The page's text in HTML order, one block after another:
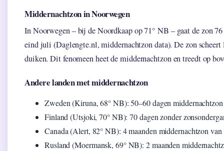
Middernachtzon in Noorwegen
In Noorwegen – bij de Noordkaap op 71° NB – gaat de zon
eind juli (Daglengte.nl, middernachtzon data). De zon scheert
duiken. Dit fenomeen heet de middernachtzon en treedt op
Andere landen met middernachtzon
Zweden (Kiruna, 68° NB): 50–60 dagen
Finland (Utsjoki, 70° NB): 70 dagen zonder
Canada (Alert, 82° NB): 4 maanden middernachtzon
Rusland (Moermansk, 69° NB): 2 maanden